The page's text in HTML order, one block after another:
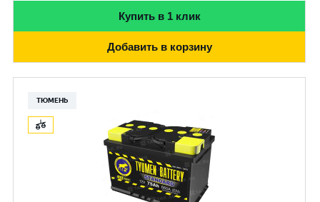
Купить в 1 клик
Добавить в корзину
ТЮМЕНЬ